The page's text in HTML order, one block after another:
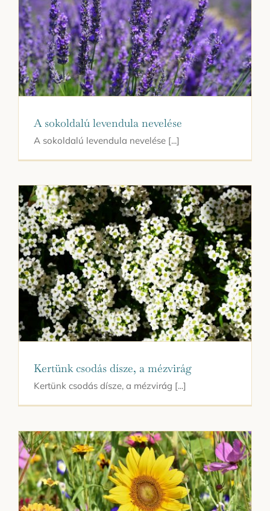
A sokoldalú levendula nevelése
A sokoldalú levendula nevelése [...]
Kertünk csodás dísze, a mézvirág
Kertünk csodás dísze, a mézvirág [...]